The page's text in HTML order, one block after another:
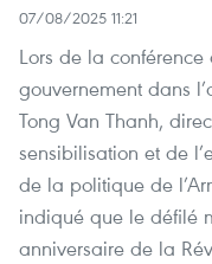
07/08/2025 11:21
Lors de la
gouvernement dans
Tong Van Thanh,
sensibilisation et de
de la politique de
indiqué que le défilé
anniversaire de la